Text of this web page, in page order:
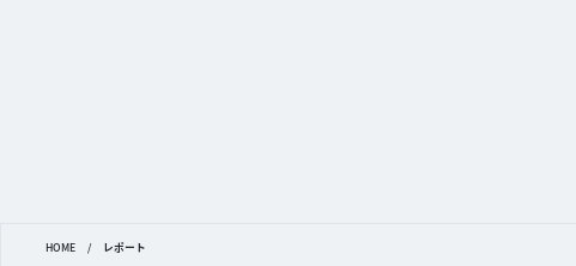
HOME / レポート